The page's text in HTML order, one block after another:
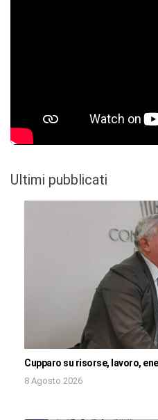
Ultimi pubblicati
Cupparo su risorse, lavoro,
8 Agosto 2026